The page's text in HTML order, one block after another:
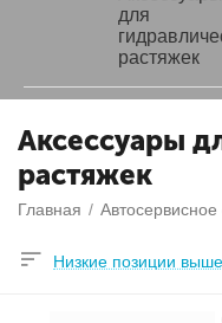
для
растяжек
Аксессуары
растяжек
Главная /
Низкие позиции выше